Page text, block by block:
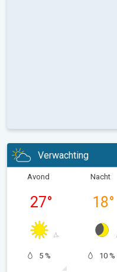
Verwachting
Avond
27°
5 %
Nacht
18°
10 %